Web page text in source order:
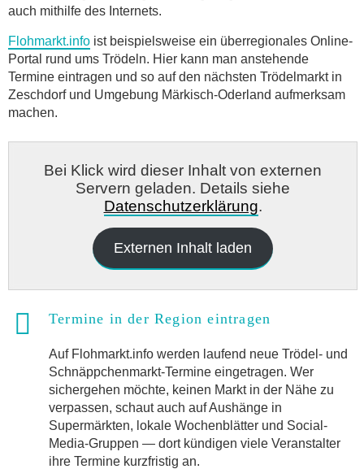
auch mithilfe des Internets.
Flohmarkt.info ist beispielsweise ein überregionales Online-
Portal rund ums Trödeln. Hier kann man anstehende
Termine eintragen und so auf den nächsten Trödelmarkt in
Zeschdorf und Umgebung Märkisch-Oderland aufmerksam
machen.
Bei Klick wird dieser Inhalt von externen
Servern geladen. Details siehe
Datenschutzerklärung.
Externen Inhalt laden
Termine in der Region eintragen
Auf Flohmarkt.info werden laufend neue Trödel- und
Schnäppchenmarkt-Termine eingetragen. Wer
sichergehen möchte, keinen Markt in der Nähe zu
verpassen, schaut auch auf Aushänge in
Supermärkten, lokale Wochenblätter und Social-
Media-Gruppen — dort kündigen viele Veranstalter
ihre Termine kurzfristig an.